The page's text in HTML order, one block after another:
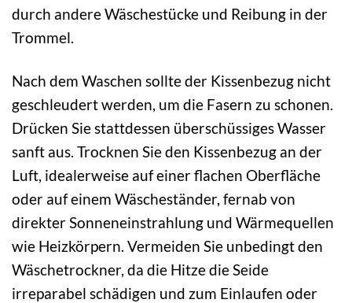
durch andere Wäschestücke und Reibung in der
Trommel.
Nach dem Waschen sollte der Kissenbezug nicht
geschleudert werden, um die Fasern zu schonen.
Drücken Sie stattdessen überschüssiges Wasser
sanft aus. Trocknen Sie den Kissenbezug an der
Luft, idealerweise auf einer flachen Oberfläche
oder auf einem Wäscheständer, fernab von
direkter Sonneneinstrahlung und Wärmequellen
wie Heizkörpern. Vermeiden Sie unbedingt den
Wäschetrockner, da die Hitze die Seide
irreparabel schädigen und zum Einlaufen oder